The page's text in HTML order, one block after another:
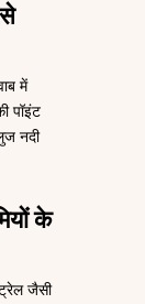
में
पॉइंट
नदी
के
जैसी